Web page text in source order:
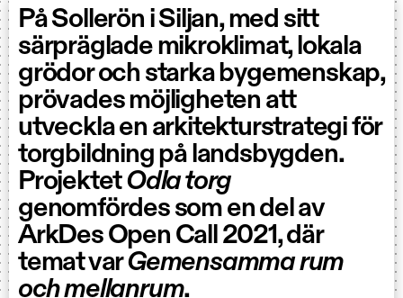
På Sollerön i Siljan, med sitt
särpräglade mikroklimat, lokala
grödor och starka bygemenskap,
prövades möjligheten att
utveckla en arkitekturstrategi för
torgbildning på landsbygden.
ProjektetOdla torg
genomfördes som en del av
ArkDes Open Call 2021, där
temat varGemensamma rum
och mellanrum.